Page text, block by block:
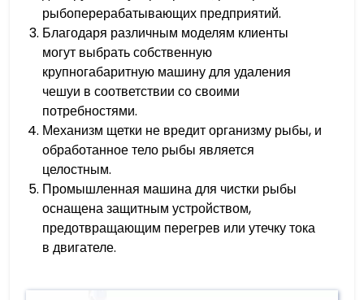
рыбоперерабатывающих предприятий.
Благодаря различным моделям клиенты
могут выбрать собственную
крупногабаритную машину для удаления
чешуи в соответствии со своими
потребностями.
Механизм щетки не вредит организму рыбы, и
обработанное тело рыбы является
целостным.
Промышленная машина для чистки рыбы
оснащена защитным устройством,
предотвращающим перегрев или утечку тока
в двигателе.